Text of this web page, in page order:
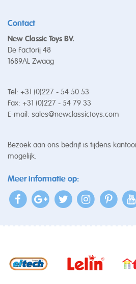
Contact
New Classic Toys BV.
De Factorij 48
1689AL Zwaag
Tel: +31 (0)227 - 54 50 53
Fax: +31 (0)227 - 54 79 33
E-mail: sales@newclassictoys.com
Bezoek aan ons bedrijf is tijdens
mogelijk.
Meer informatie op: